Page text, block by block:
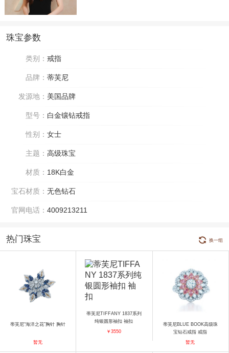
珠宝参数
类别： 戒指
品牌： 蒂芙尼
发源地： 美国品牌
型号： 白金镶钻戒指
性别： 女士
主题： 高级珠宝
材质： 18K白金
宝石材质： 无色钻石
官网电话： 4009213211
热门珠宝 换一组
蒂芙尼“海洋之花”胸针 胸针
暂无
蒂芙尼TIFFANY 1837系列
纯银圆形袖扣 袖扣
￥3550
蒂芙尼BLUE BOOK高级珠
宝钻石戒指 戒指
暂无